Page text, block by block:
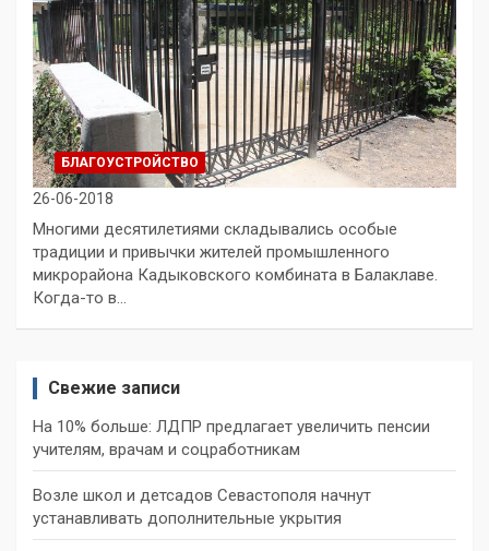
БЛАГОУСТРОЙСТВО
26-06-2018
Многими десятилетиями складывались особые
традиции и привычки жителей промышленного
микрорайона Кадыковского комбината в Балаклаве.
Когда-то в…
Свежие записи
На 10% больше: ЛДПР предлагает увеличить пенсии
учителям, врачам и соцработникам
Возле школ и детсадов Севастополя начнут
устанавливать дополнительные укрытия